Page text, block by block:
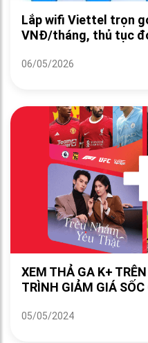
Lắp wifi Viettel trọn
VNĐ/tháng, thủ tục
06/05/2026
XEM THẢ GA K+
TRÌNH GIẢM GIÁ
05/05/2024